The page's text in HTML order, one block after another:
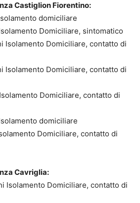
Castiglion Fiorentino:
domiciliare
Domiciliare, sintomatico
Isolamento Domiciliare, contatto di
Isolamento Domiciliare, contatto di
Domiciliare, contatto di
domiciliare
Domiciliare, contatto di
Cavriglia:
Isolamento Domiciliare, contatto di